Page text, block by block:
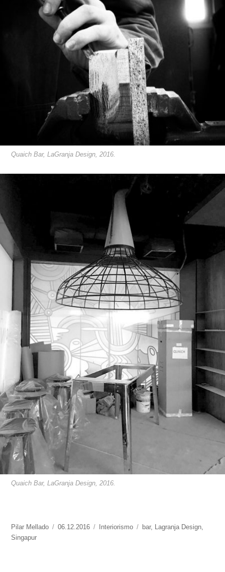
Quaich Bar, LaGranja Design, 2016.
Quaich Bar, LaGranja Design, 2016.
https://www.experimenta.es/author/pilar-
mellado/
Pilar Mellado
Publicado
06.12.2016 Categorías
Interiorismo Etiquetas
bar, Lagranja Design,
Singapur